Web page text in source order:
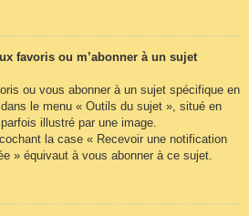
favoris ou m’abonner à un sujet
ou vous abonner à un sujet spécifique en
le menu « Outils du sujet », situé en
illustré par une image.
la case « Recevoir une notification
» équivaut à vous abonner à ce sujet.